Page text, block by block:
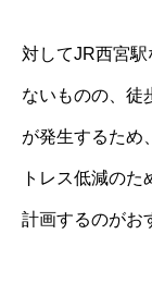
対してJR西宮
ないものの、徒
が発生するため
トレス低減の
計画するのがお